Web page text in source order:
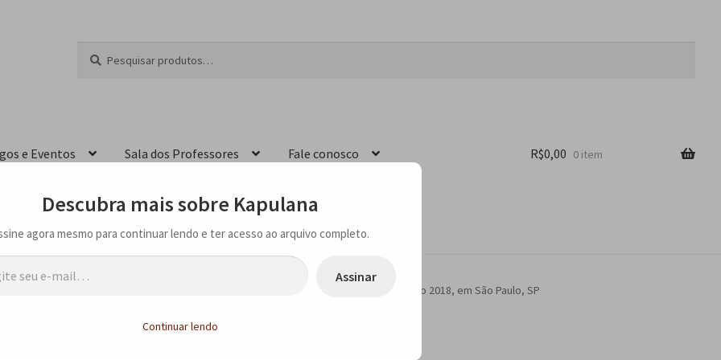
por:
e Eventos Sala dos Professores Fale conosco R$0,00 0 item
Kely de Castro e a ilustradora Amanda de Azevedo, na Bienal Internacional do Livro 2018, em São Paulo, SP
Descubra mais sobre Kapulana
agora mesmo para continuar lendo e ter acesso ao arquivo completo.
Assinar
Continuar lendo